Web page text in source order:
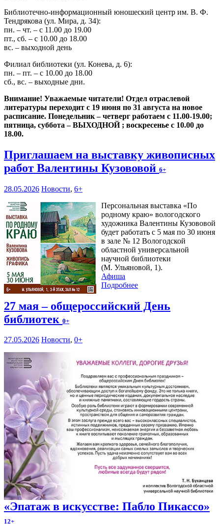
Библиотечно-информационный юношеский центр им. В. Ф.
Тендрякова (ул. Мира, д. 34):
пн. – чт. – с 11.00 до 19.00
пт., сб. – с 10.00 до 18.00
вс. – выходной день
Филиал библиотеки (ул. Конева, д. 6):
пн. – пт. – с 10.00 до 18.00
сб., вс. – выходные дни.
Внимание! Уважаемые читатели! Отдел отраслевой
литературы переходит с 19 июня по 31 августа на новое
расписание. Понедельник – четверг работаем с 11.00-19.00;
пятница, суббота – ВЫХОДНОЙ ; воскресенье с 10.00 до
18.00.
Приглашаем на выставку живописных
работ Валентины Кузововой 6+
28.05.2026 Новости, 6+
Персональная выставка «По
родному краю» вологодского
художника Валентины Кузововой
будет работать с 5 мая по 30 июня
в зале № 12 Вологодской
областной универсальной
научной библиотеки
(М. Ульяновой, 1).
Афиша
Подробнее
27 мая – общероссийский День
библиотек 0+
27.05.2026 Новости, 0+
«Эпатаж в искусстве: Пабло Пикассо»
12+